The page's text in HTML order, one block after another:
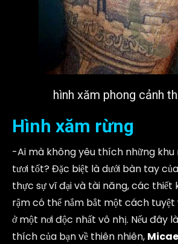
hình xăm phong cảnh
Hình xăm rừng
-Ai mà không yêu thích những khu
tươi tốt? Đặc biệt là dưới bàn tay
thực sự vĩ đại và tài năng, các thiết
rậm có thể nắm bắt một cách tuyệt
ở một nơi độc nhất vô nhị. Nếu đây
thích của bạn về thiên nhiên,